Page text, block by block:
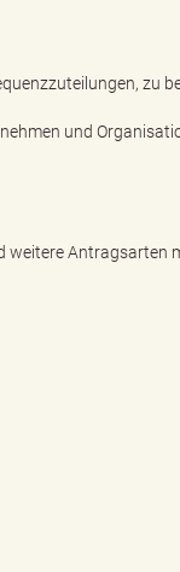
zu
und
weitere Antragsarten